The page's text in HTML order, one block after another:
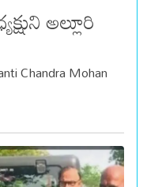
అల్లూరి
Chandra Mohan